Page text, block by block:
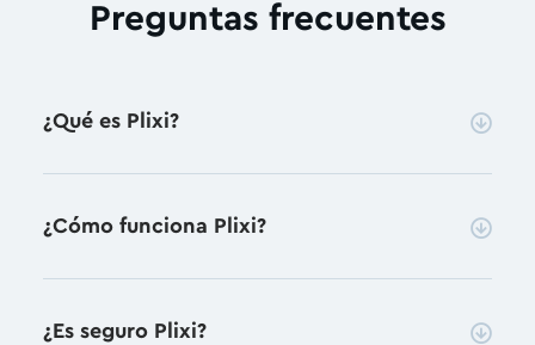
Preguntas frecuentes
¿Qué es Plixi?
¿Cómo funciona Plixi?
¿Es seguro Plixi?